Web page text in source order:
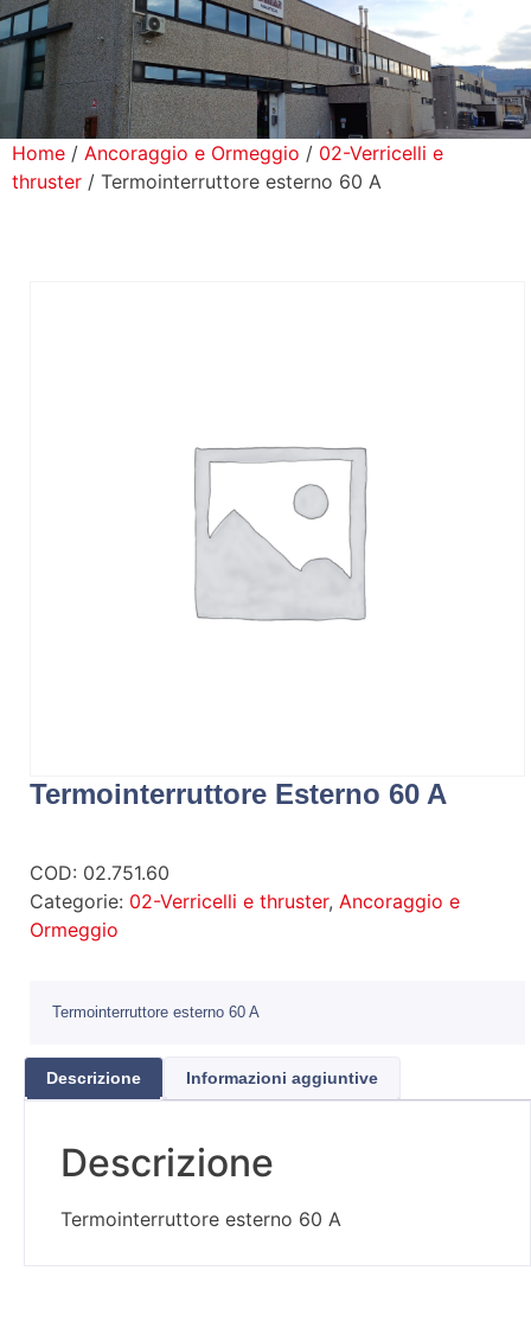
Prodotti
Home / Ancoraggio e Ormeggio / 02-Verricelli e
thruster / Termointerruttore esterno 60 A
Termointerruttore Esterno 60 A
COD: 02.751.60
Categorie: 02-Verricelli e thruster, Ancoraggio e
Ormeggio
Termointerruttore esterno 60 A
Descrizione Informazioni aggiuntive
Descrizione
Termointerruttore esterno 60 A